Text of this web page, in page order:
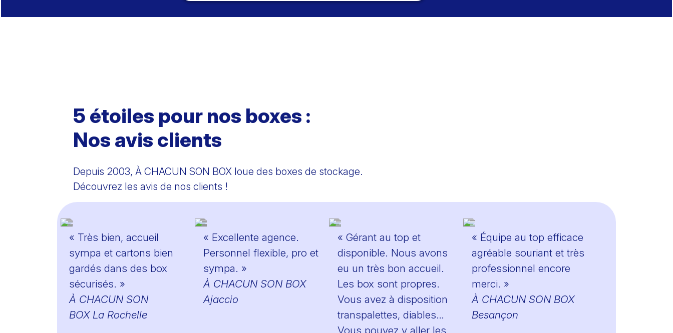
5 étoiles pour nos boxes :
Nos avis clients
Depuis 2003, À CHACUN SON BOX loue des boxes de stockage.
Découvrez les avis de nos clients !
« Très bien, accueil
sympa et cartons bien
gardés dans des box
sécurisés. »
À CHACUN SON
BOX La Rochelle
« Excellente agence.
Personnel flexible, pro et
sympa. »
À CHACUN SON BOX
Ajaccio
« Gérant au top et
disponible. Nous avons
eu un très bon accueil.
Les box sont propres.
Vous avez à disposition
transpalettes, diables…
Vous pouvez y aller les
« Équipe au top efficace
agréable souriant et très
professionnel encore
merci. »
À CHACUN SON BOX
Besançon